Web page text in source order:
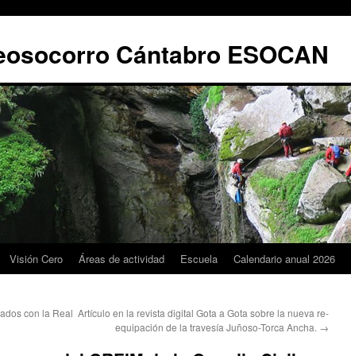
Cántabro ESOCAN
Visión Cero Áreas de actividad Escuela Calendario anual 2026
con la Real Artículo en la revista digital Gota a Gota sobre la nueva re-
equipación de la travesía Juñoso-Torca Ancha. →